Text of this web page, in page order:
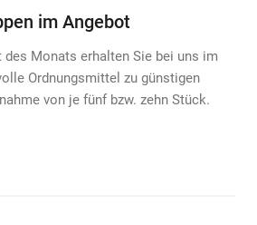
im Angebot
des Monats erhalten Sie bei uns im
Ordnungsmittel zu günstigen
von je fünf bzw. zehn Stück.